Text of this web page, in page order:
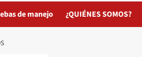
de manejo ¿QUIÉNES SOMOS?